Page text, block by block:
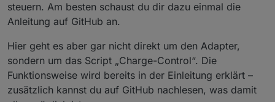
steuern. Am besten schaust du dir dazu einmal die
Anleitung auf GitHub an.
Hier geht es aber gar nicht direkt um den Adapter,
sondern um das Script „Charge-Control“. Die
Funktionsweise wird bereits in der Einleitung erklärt –
zusätzlich kannst du auf GitHub nachlesen, was damit